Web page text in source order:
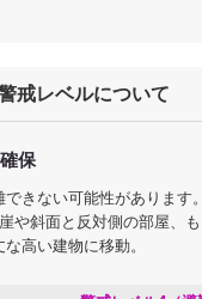
戒レベルについて
保
できない可能性があります
や斜面と反対側の部屋、
高い建物に移動。